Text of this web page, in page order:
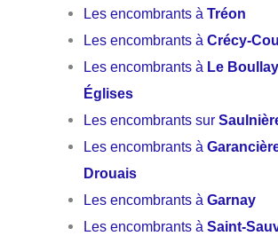
Les encombrants àTréon
Les encombrants àCrécy-
Les encombrants à Le
Églises
Les encombrants sur
Les encombrants à
Drouais
Les encombrants àGarnay
Les encombrants àSaint-